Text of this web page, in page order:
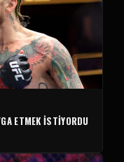
ETMEK ISTIYORDU